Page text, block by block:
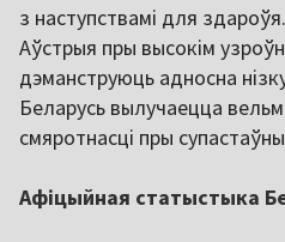
з наступствамі для
Аўстрыя пры высокім
дэманструюць адносна
Беларусь вылучаецца
смяротнасці пры
Афіцыйная статыстыка